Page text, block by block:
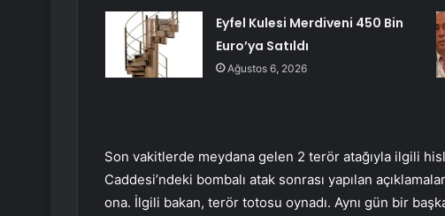
Eyfel Kulesi Merdiveni 450 Bin
Euro’ya Satıldı
Ağustos 6, 2026
Son vakitlerde meydana gelen 2 terör atağıyla ilgili
Caddesi’ndeki bombalı atak sonrası yapılan
ona. İlgili bakan, terör totosu oynadı. Aynı gün bir